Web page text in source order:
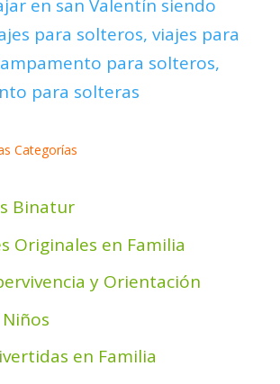
Categorías
Binatur
Originales en Familia
y Orientación
en Familia